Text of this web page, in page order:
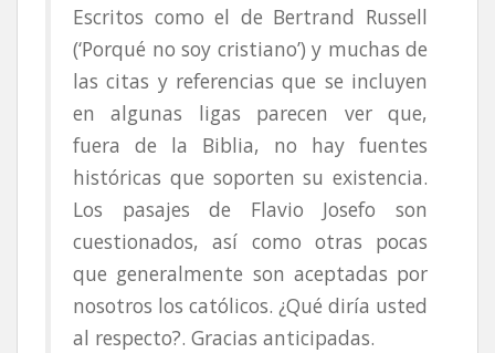
Escritos como el de Bertrand Russell
(‘Porqué no soy cristiano’) y muchas de
las citas y referencias que se incluyen
en algunas ligas parecen ver que,
fuera de la Biblia, no hay fuentes
históricas que soporten su existencia.
Los pasajes de Flavio Josefo son
cuestionados, así como otras pocas
que generalmente son aceptadas por
nosotros los católicos. ¿Qué diría usted
al respecto?. Gracias anticipadas.